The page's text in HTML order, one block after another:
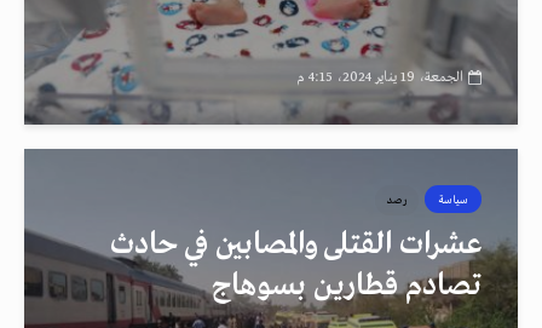
الجمعة، 19 يناير 2024، 4:15 م
سياسة رصد
عشرات القتلى والمصابين في حادث
تصادم قطارين بسوهاج